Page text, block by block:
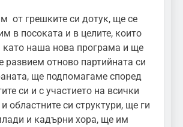
от грешките си дотук, ще се
в посоката и в целите, които
наша нова програма и ще
отново партийната си
ще подпомагаме според
си и с участието на всички
областните си структури, ще ги
и кадърни хора, ще им